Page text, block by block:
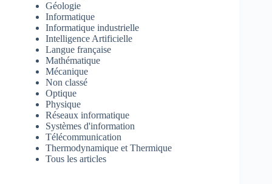
Géologie
Informatique
Informatique industrielle
Intelligence Artificielle
Langue française
Mathématique
Mécanique
Non classé
Optique
Physique
Réseaux informatique
Systèmes d'information
Télécommunication
Thermodynamique et Thermique
Tous les articles